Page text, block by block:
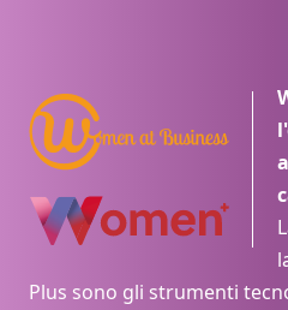
Plus sono gli strumenti